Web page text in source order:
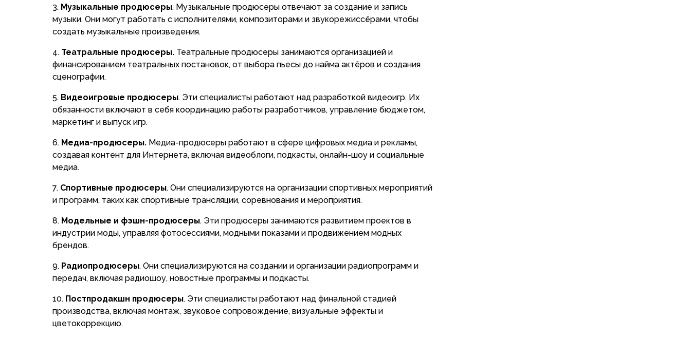
Музыкальные продюсеры. Музыкальные продюсеры отвечают за создание и запись
музыки. Они могут работать с исполнителями, композиторами и звукорежиссёрами, чтобы
создать музыкальные произведения.
Театральные продюсеры. Театральные продюсеры занимаются организацией и
финансированием театральных постановок, от выбора пьесы до найма актёров и создания
сценографии.
Видеоигровые продюсеры. Эти специалисты работают над разработкой видеоигр. Их
обязанности включают в себя координацию работы разработчиков, управление бюджетом,
маркетинг и выпуск игр.
Медиа-продюсеры. Медиа-продюсеры работают в сфере цифровых медиа и рекламы,
создавая контент для Интернета, включая видеоблоги, подкасты, онлайн-шоу и социальные
медиа.
Спортивные продюсеры. Они специализируются на организации спортивных мероприятий
и программ, таких как спортивные трансляции, соревнования и мероприятия.
Модельные и фэшн-продюсеры. Эти продюсеры занимаются развитием проектов в
индустрии моды, управляя фотосессиями, модными показами и продвижением модных
брендов.
Радиопродюсеры. Они специализируются на создании и организации радиопрограмм и
передач, включая радиошоу, новостные программы и подкасты.
Постпродакшн продюсеры. Эти специалисты работают над финальной стадией
производства, включая монтаж, звуковое сопровождение, визуальные эффекты и
цветокоррекцию.